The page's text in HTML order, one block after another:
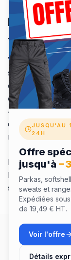
Équiper
— dotation
Vous gérez une
surveillance ?
calibrés par
offerte dès 10
48 h, et un
dégressifs et
référence :
Groupe, APR
lycées
Demandez un
sous 24 h
JUSQU'AU
24H
Offre
jusqu'à
Parkas,
sweats et
Expédiées
de 19,49 € HT.
Voir l'offre
Détails